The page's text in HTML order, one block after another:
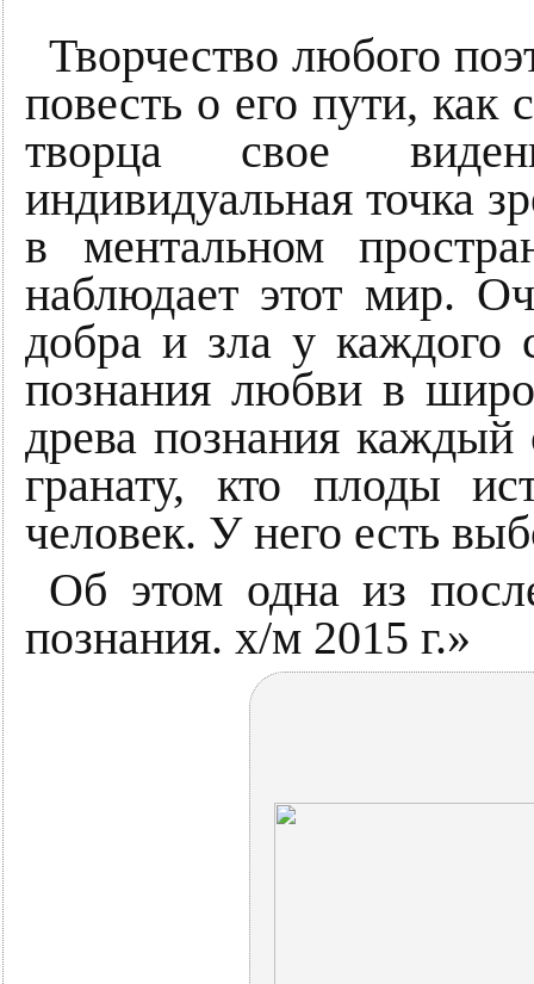
Творчество любого
повесть о его пути, как
творца свое
индивидуальная точка
в ментальном
наблюдает этот мир.
добра и зла у каждого
познания любви в
древа познания каждый
гранату, кто плоды
человек. У него есть
Об этом одна из
познания. х/м 2015 г.»